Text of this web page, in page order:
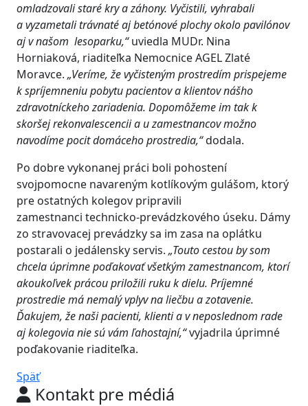
omladzovali staré kry a záhony. Vyčistili, vyhrabali
a vyzametali trávnaté aj betónové plochy okolo pavilónov
aj v našom lesoparku,“uviedla MUDr. Nina
Horniaková, riaditeľka Nemocnice AGEL Zlaté
Moravce. „Veríme, že vyčisteným prostredím prispejeme
k spríjemneniu pobytu pacientov a klientov nášho
zdravotníckeho zariadenia. Dopomôžeme im tak k
skoršej rekonvalescencii a u zamestnancov možno
navodíme pocit domáceho prostredia,“dodala.
Po dobre vykonanej práci boli pohostení
svojpomocne navareným kotlíkovým gulášom, ktorý
pre ostatných kolegov pripravili
zamestnanci technicko-prevádzkového úseku. Dámy
zo stravovacej prevádzky sa im zasa na oplátku
postarali o jedálensky servis. „Touto cestou by som
chcela úprimne poďakovať všetkým zamestnancom, ktorí
akoukoľvek prácou priložili ruku k dielu. Príjemné
prostredie má nemalý vplyv na liečbu a zotavenie.
Ďakujem, že naši pacienti, klienti a v neposlednom rade
aj kolegovia nie sú vám ľahostajní,“vyjadrila úprimné
poďakovanie riaditeľka.
Späť
Kontakt pre médiá